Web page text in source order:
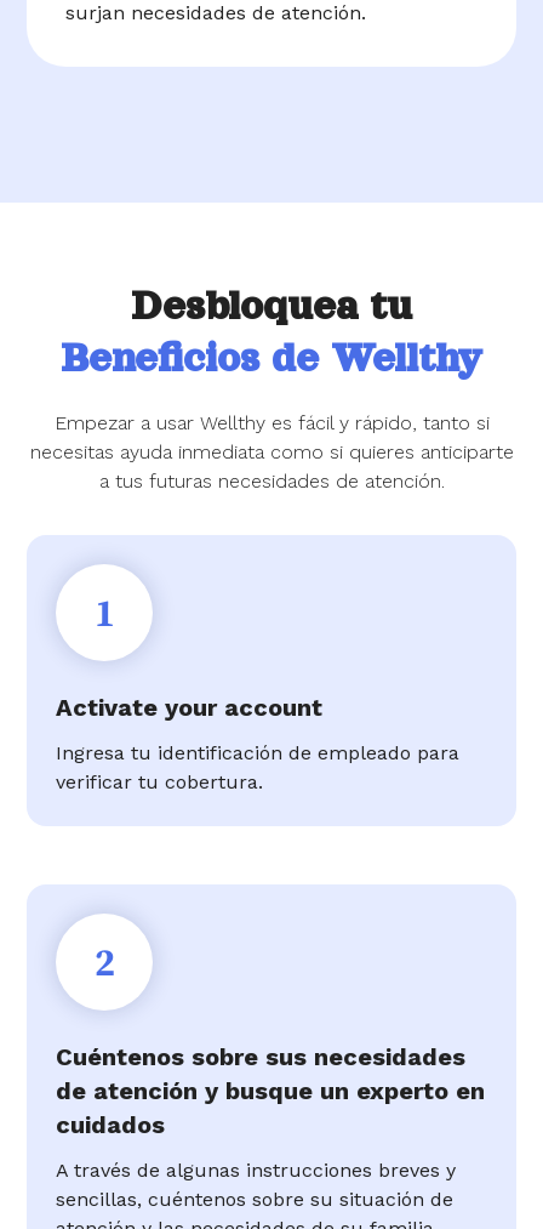
surjan necesidades de atención.
Desbloquea tu
Beneficios de Wellthy
Empezar a usar Wellthy es fácil y rápido, tanto si
necesitas ayuda inmediata como si quieres anticiparte
a tus futuras necesidades de atención.
1
Activate your account
Ingresa tu identificación de empleado para
verificar tu cobertura.
2
Cuéntenos sobre sus necesidades
de atención y busque un experto en
cuidados
A través de algunas instrucciones breves y
sencillas, cuéntenos sobre su situación de